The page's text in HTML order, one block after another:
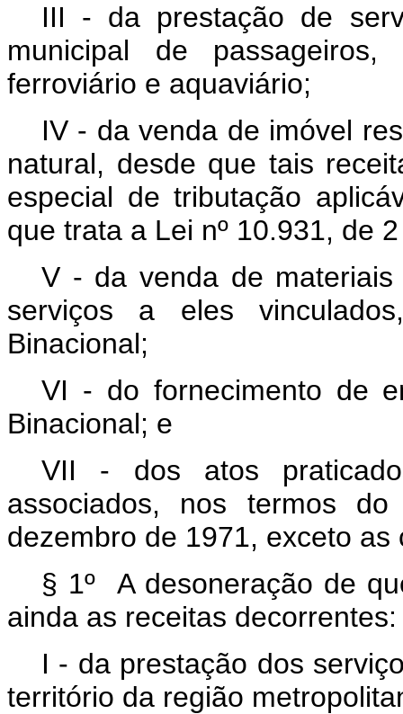
III - da prestação de
municipal de
ferroviário e aquaviário;
IV - da venda de imóvel
natural, desde que tais
especial de tributação
que trata a Lei nº 10.931, de
V - da venda de
serviços a eles
Binacional;
VI - do fornecimento de
Binacional; e
VII - dos atos
associados, nos termos
dezembro de 1971, exceto
§ 1º A desoneração de
ainda as receitas decorrentes:
I - da prestação dos
território da região